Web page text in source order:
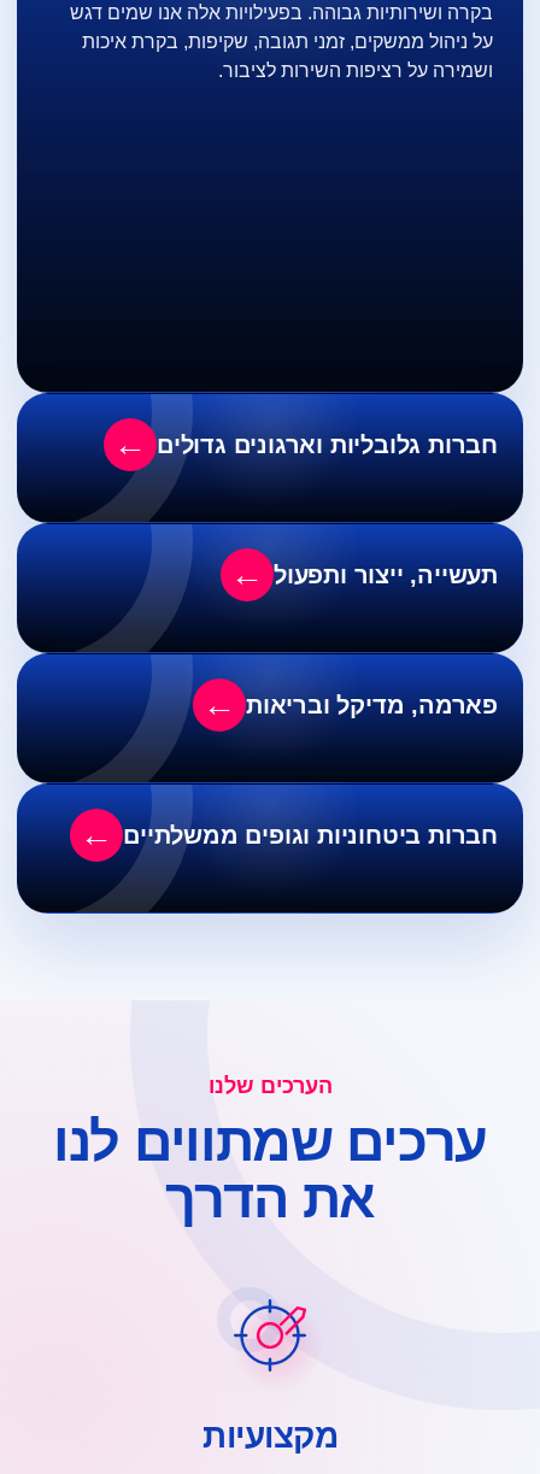
בקרה ושירותיות גבוהה. בפעילויות אלה אנו שמים דגש
על ניהול ממשקים, זמני תגובה, שקיפות, בקרת איכות
ושמירה על רציפות השירות לציבור.
חברות גלובליות וארגונים גדולים ←
תעשייה, ייצור ותפעול ←
פארמה, מדיקל ובריאות ←
חברות ביטחוניות וגופים ממשלתיים ←
הערכים שלנו
ערכים שמתווים לנו
את הדרך
מקצועיות